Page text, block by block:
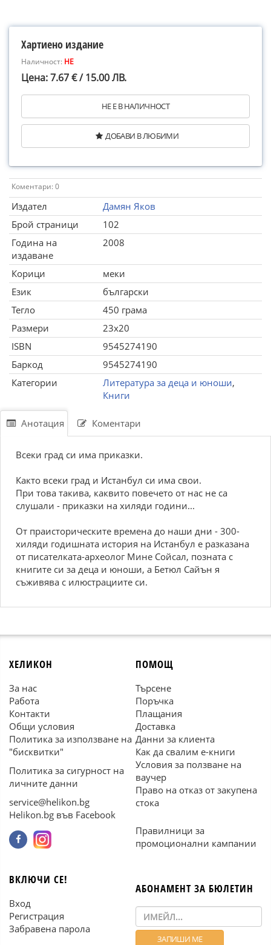
Хартиено издание
Наличност: НЕ
Цена: 7.67 € / 15.00 ЛВ.
НЕ Е В НАЛИЧНОСТ
ДОБАВИ В ЛЮБИМИ
Коментари: 0
Издател
Дамян Яков
Брой страници
102
Година на
издаване
2008
Корици
меки
Език
български
Тегло
450 грама
Размери
23x20
ISBN
9545274190
Баркод
9545274190
Категории
Литература за деца и юноши,
Книги
Анотация Коментари
Всеки град си има приказки.
Както всеки град и Истанбул си има свои.
При това такива, каквито повечето от нас не са
слушали - приказки на хиляди години...
От праисторическите времена до наши дни - 300-
хиляди годишната история на Истанбул е разказана
от писателката-археолог Мине Сойсал, позната с
книгите си за деца и юноши, а Бетюл Сайън я
съживява с илюстрациите си.
ХЕЛИКОН
За нас
Работа
Контакти
Общи условия
Политика за използване на
"бисквитки"
Политика за сигурност на
личните данни
service@helikon.bg
Helikon.bg във Facebook
ПОМОЩ
Търсене
Поръчка
Плащания
Доставка
Данни за клиента
Как да свалим е-книги
Условия за ползване на
ваучер
Право на отказ от закупена
стока
Правилници за
промоционални кампании
ВКЛЮЧИ СЕ!
Вход
Регистрация
Забравена парола
АБОНАМЕНТ ЗА БЮЛЕТИН